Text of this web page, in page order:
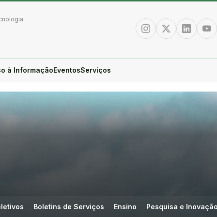
InstagramTwitter/XLinkedin
à InformaçãoEventosServiços
Boletins de Serviços Ensino Pesquisa e Inovação